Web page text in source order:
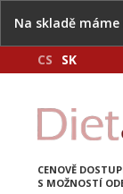
Na skladě
CS SK
CENOVĚ
S MOŽNOSTÍ